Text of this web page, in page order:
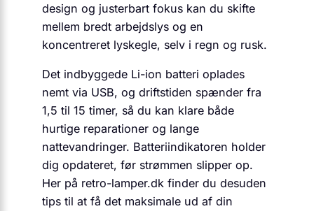
design og justerbart fokus kan du skifte
mellem bredt arbejdslys og en
koncentreret lyskegle, selv i regn og rusk.
Det indbyggede Li-ion batteri oplades
nemt via USB, og driftstiden spænder fra
1,5 til 15 timer, så du kan klare både
hurtige reparationer og lange
nattevandringer. Batteriindikatoren holder
dig opdateret, før strømmen slipper op.
Her på retro-lamper.dk finder du desuden
tips til at få det maksimale ud af din